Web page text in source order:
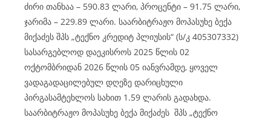
ძირი თანხაა – 590.83 ლარი, პროცენტი – 91.75 ლარი,
ჯარიმა – 229.89 ლარი. საარბიტრაჟო მოპასუხე ბექა
მიქაძეს შპს „ტექნო კრედიტ პლიუსის“ (ს/კ 405307332)
სასარგებლოდ დაეკისროს 2025 წლის 02
ოქტომბრიდან 2026 წლის 05 იანვრამდე, ყოველ
ვადაგადაცილებულ დღეზე დარიცხული
პირგასამტეხლოს სახით 1.59 ლარის გადახდა.
საარბიტრაჟო მოპასუხე ბექა მიქაძეს შპს „ტექნო